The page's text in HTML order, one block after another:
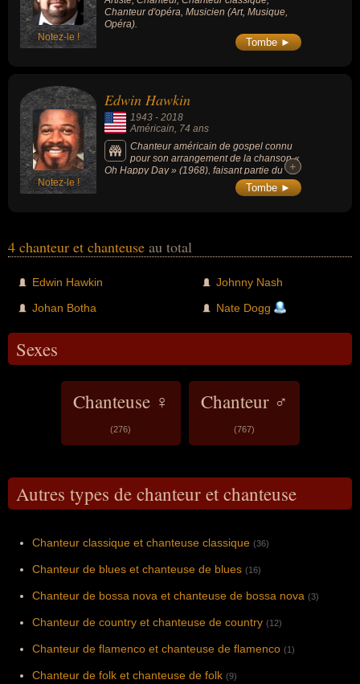
Notez-le !
Chanteur d'opéra, Musicien (Art, Musique,
Opéra).
Tombe ►
Notez-le !
Edwin Hawkin
1943 - 2018
Américain , 74 ans
Chanteur américain de gospel connu
pour son arrangement de la chanson «
Oh Happy Day » (1968), faisant partie du
Songs of the Century (les plus grandes
+
+
Tombe ►
4 chanteur et chanteuse au total
Edwin Hawkin
Johan Botha
Johnny Nash
Nate Dogg
Sexes
Chanteuse ♀
(276)
Chanteur ♂
(767)
Autres types de chanteur et chanteuse
Chanteur classique et chanteuse classique (36)
Chanteur de blues et chanteuse de blues (16)
Chanteur de bossa nova et chanteuse de bossa nova (3)
Chanteur de country et chanteuse de country (12)
Chanteur de flamenco et chanteuse de flamenco (1)
Chanteur de folk et chanteuse de folk (9)